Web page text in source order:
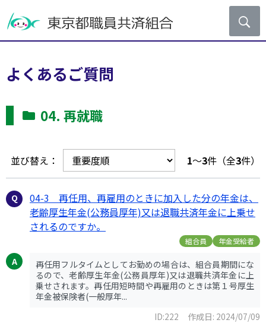
よくあるご質問
04. 再就職
並び替え： 1～3件（全3件）
04-3 再任用、再雇用のときに加入した分の年金は、
老齢厚生年金(公務員厚年)又は退職共済年金に上乗せ
されるのですか。
組合員 年金受給者
再任用フルタイムとしてお勤めの場合は、組合員期間にな
るので、老齢厚生年金(公務員厚年)又は退職共済年金に上
乗せされます。再任用短時間や再雇用のときは第１号厚生
年金被保険者(一般厚年...
ID:222
作成日: 2024/07/09